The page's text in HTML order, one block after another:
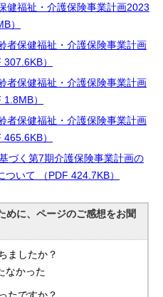
健福祉・介護保険事業計画2023
）
者保健福祉・介護保険事業計画
）
者保健福祉・介護保険事業計画
）
者保健福祉・介護保険事業計画
）
づく第7期介護保険事業計画の
いて （PDF 424.7KB）
めに、ページのご感想をお聞
ましたか？
なかった